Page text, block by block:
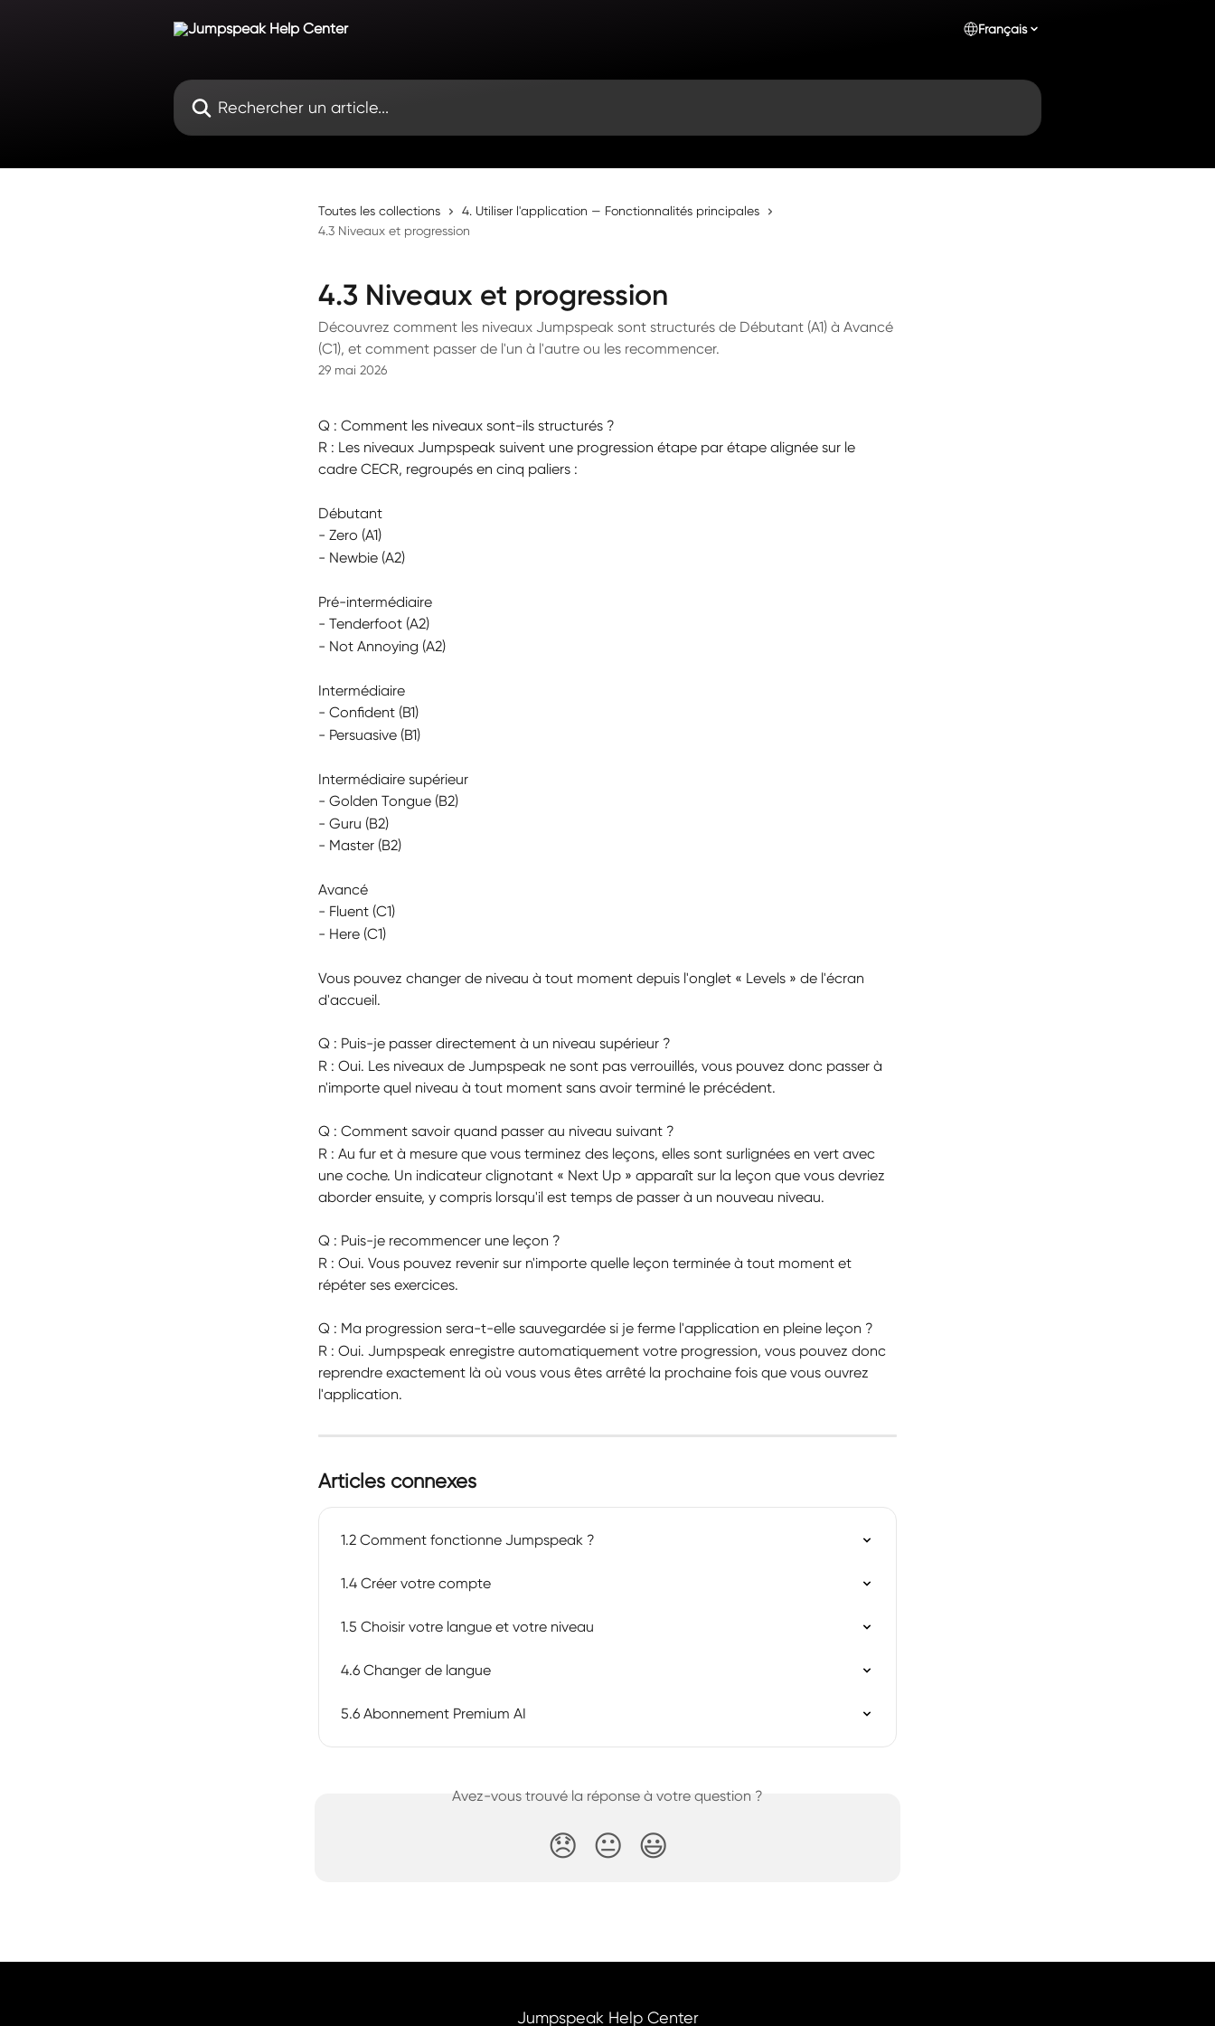
Français
Rechercher un article...
Toutes les collections
4. Utiliser l'application — Fonctionnalités principales
4.3 Niveaux et progression
4.3 Niveaux et progression
Découvrez comment les niveaux Jumpspeak sont structurés de Débutant (A1) à Avancé
(C1), et comment passer de l'un à l'autre ou les recommencer.
29 mai 2026
Q : Comment les niveaux sont-ils structurés ?
R : Les niveaux Jumpspeak suivent une progression étape par étape alignée sur le
cadre CECR, regroupés en cinq paliers :
Débutant
- Zero (A1)
- Newbie (A2)
Pré-intermédiaire
- Tenderfoot (A2)
- Not Annoying (A2)
Intermédiaire
- Confident (B1)
- Persuasive (B1)
Intermédiaire supérieur
- Golden Tongue (B2)
- Guru (B2)
- Master (B2)
Avancé
- Fluent (C1)
- Here (C1)
Vous pouvez changer de niveau à tout moment depuis l'onglet « Levels » de l'écran
d'accueil.
Q : Puis-je passer directement à un niveau supérieur ?
R : Oui. Les niveaux de Jumpspeak ne sont pas verrouillés, vous pouvez donc passer à
n'importe quel niveau à tout moment sans avoir terminé le précédent.
Q : Comment savoir quand passer au niveau suivant ?
R : Au fur et à mesure que vous terminez des leçons, elles sont surlignées en vert avec
une coche. Un indicateur clignotant « Next Up » apparaît sur la leçon que vous devriez
aborder ensuite, y compris lorsqu'il est temps de passer à un nouveau niveau.
Q : Puis-je recommencer une leçon ?
R : Oui. Vous pouvez revenir sur n'importe quelle leçon terminée à tout moment et
répéter ses exercices.
Q : Ma progression sera-t-elle sauvegardée si je ferme l'application en pleine leçon ?
R : Oui. Jumpspeak enregistre automatiquement votre progression, vous pouvez donc
reprendre exactement là où vous vous êtes arrêté la prochaine fois que vous ouvrez
l'application.
Articles connexes
1.2 Comment fonctionne Jumpspeak ?
1.4 Créer votre compte
1.5 Choisir votre langue et votre niveau
4.6 Changer de langue
5.6 Abonnement Premium AI
Avez-vous trouvé la réponse à votre question ?
😞 😐 😃
Jumpspeak Help Center